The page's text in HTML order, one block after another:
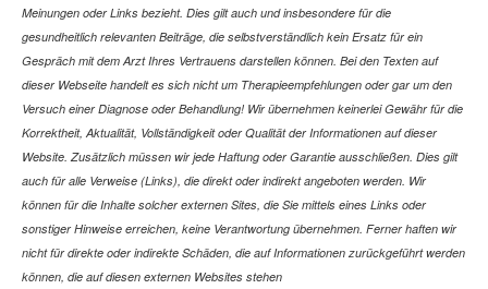
Meinungen oder Links bezieht. Dies gilt auch und insbesondere für die
gesundheitlich relevanten Beiträge, die selbstverständlich kein Ersatz für ein
Gespräch mit dem Arzt Ihres Vertrauens darstellen können. Bei den Texten auf
dieser Webseite handelt es sich nicht um Therapieempfehlungen oder gar um den
Versuch einer Diagnose oder Behandlung! Wir übernehmen keinerlei Gewähr für die
Korrektheit, Aktualität, Vollständigkeit oder Qualität der Informationen auf dieser
Website. Zusätzlich müssen wir jede Haftung oder Garantie ausschließen. Dies gilt
auch für alle Verweise (Links), die direkt oder indirekt angeboten werden. Wir
können für die Inhalte solcher externen Sites, die Sie mittels eines Links oder
sonstiger Hinweise erreichen, keine Verantwortung übernehmen. Ferner haften wir
nicht für direkte oder indirekte Schäden, die auf Informationen zurückgeführt werden
können, die auf diesen externen Websites stehen